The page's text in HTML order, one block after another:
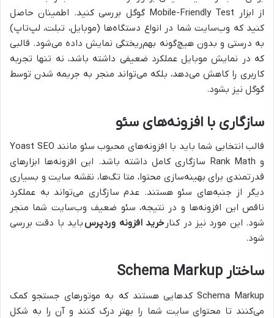
از ابزار Mobile-Friendly Test گوگل بررسی کنید. اطمینان حاصل
کنید که وب‌سایت شما در انواع دستگاه‌ها (موبایل، تبلت، لپ‌تاپ)
به درستی و بدون هیچ‌گونه بهم‌ریختگی نمایش داده می‌شود. قالبی
که در نمایش موبایل عملکرد ضعیفی داشته باشد، نه تنها تجربه
کاربری را کاهش می‌دهد، بلکه می‌تواند منجر به جریمه شدن توسط
گوگل نیز بشود.
سازگاری با افزونه‌های سئو
قالب انتخابی شما باید با افزونه‌های محبوب سئو مانند Yoast SEO
و Rank Math سازگاری کامل داشته باشد. این افزونه‌ها ابزارهای
قدرتمندی برای بهینه‌سازی محتوا، متا تگ‌ها، نقشه سایت و بسیاری
دیگر از جنبه‌های سئو هستند. عدم سازگاری می‌تواند به عملکرد
ناقص این افزونه‌ها و در نتیجه، سئو ضعیف وب‌سایت شما منجر
شود. این مورد نیز در کنار خرید افزونه وردپرسباید با دقت بررسی
شود.
ساختار Schema Markup
Schema Markup کدهایی هستند که به موتورهای جستجو کمک
می‌کنند تا محتوای سایت شما را بهتر درک کنند و آن را به شکل